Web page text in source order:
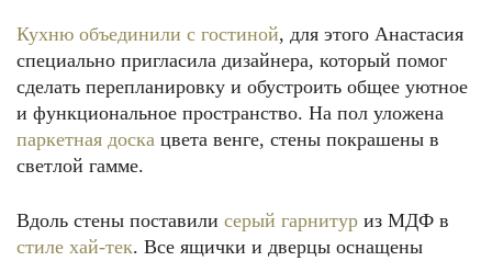
Кухню объединили с гостиной, для этого Анастасия
специально пригласила дизайнера, который помог
сделать перепланировку и обустроить общее уютное
и функциональное пространство. На пол уложена
паркетная доска цвета венге, стены покрашены в
светлой гамме.
Вдоль стены поставили серый гарнитур из МДФ в
стиле хай-тек. Все ящички и дверцы оснащены